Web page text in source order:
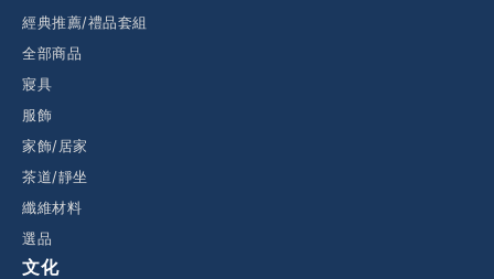
經典推薦/禮品套組
全部商品
寢具
服飾
家飾/居家
茶道/靜坐
纖維材料
選品
文化